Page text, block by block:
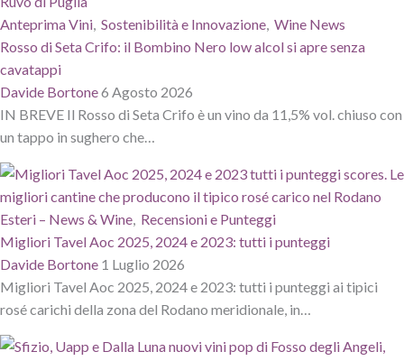
Anteprima Vini, Sostenibilità e Innovazione, Wine News
Rosso di Seta Crifo: il Bombino Nero low alcol si apre senza
cavatappi
Davide Bortone6 Agosto 2026
IN BREVE Il Rosso di Seta Crifo è un vino da 11,5% vol. chiuso con
un tappo in sughero che…
Esteri – News & Wine, Recensioni e Punteggi
Migliori Tavel Aoc 2025, 2024 e 2023: tutti i punteggi
Davide Bortone 1 Luglio 2026
Migliori Tavel Aoc 2025, 2024 e 2023: tutti i punteggi ai tipici
rosé carichi della zona del Rodano meridionale, in…